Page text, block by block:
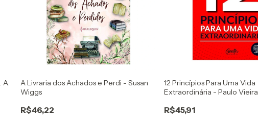
A.
A Livraria dos Achados e Perdi - Susan
Wiggs
R$46,22
12 Princípios Para Uma Vida
Extraordinária - Paulo Vieira
R$45,91